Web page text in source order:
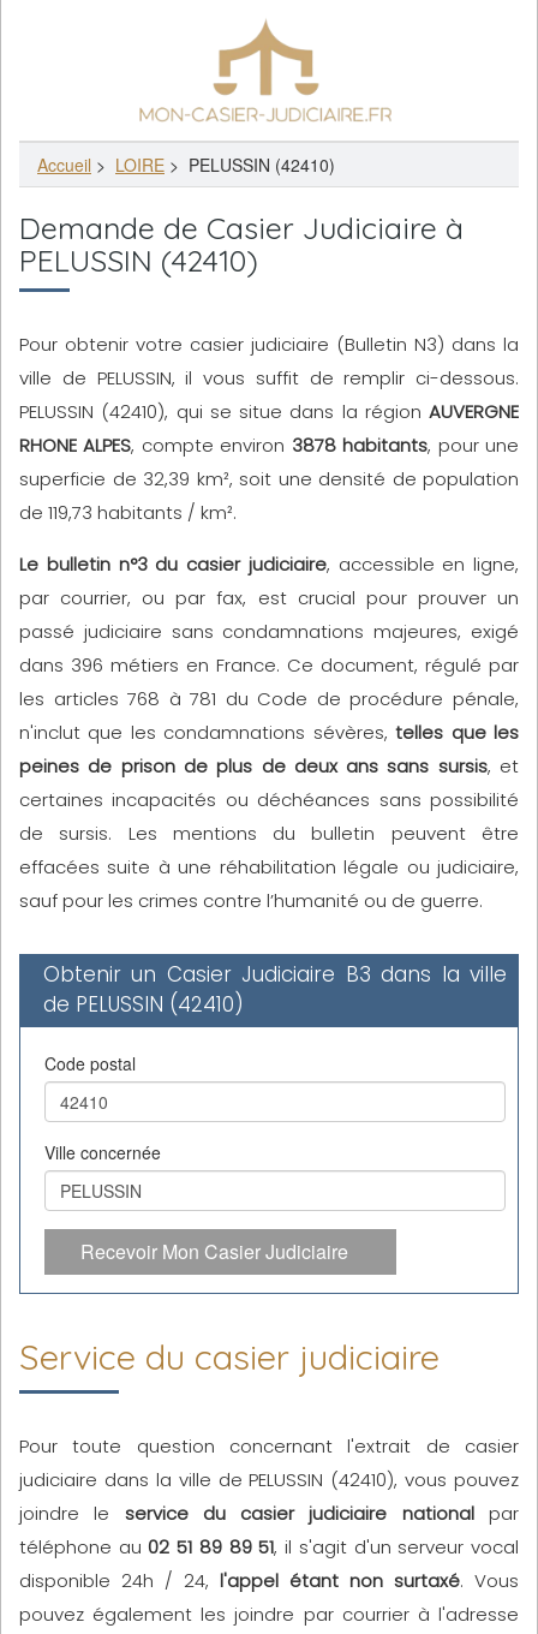
Accueil > LOIRE > PELUSSIN (42410)
Demande de Casier Judiciaire à
PELUSSIN (42410)
Pour obtenir votre casier judiciaire (Bulletin N3) dans la
ville de PELUSSIN, il vous suffit de remplir ci-dessous.
PELUSSIN (42410), qui se situe dans la région AUVERGNE
RHONE ALPES, compte environ 3878 habitants, pour une
superficie de 32,39 km², soit une densité de population
de 119,73 habitants / km².
Le bulletin n°3 du casier judiciaire, accessible en ligne,
par courrier, ou par fax, est crucial pour prouver un
passé judiciaire sans condamnations majeures, exigé
dans 396 métiers en France. Ce document, régulé par
les articles 768 à 781 du Code de procédure pénale,
n'inclut que les condamnations sévères,telles que les
peines de prison de plus de deux ans sans sursis, et
certaines incapacités ou déchéances sans possibilité
de sursis. Les mentions du bulletin peuvent être
effacées suite à une réhabilitation légale ou judiciaire,
sauf pour les crimes contre l’humanité ou de guerre.
Obtenir un Casier Judiciaire B3 dans la ville
de PELUSSIN (42410)
Code postal
Ville concernée
Recevoir Mon Casier Judiciaire
Service du casier judiciaire
Pour toute question concernant l'extrait de casier
judiciaire dans la ville de PELUSSIN (42410), vous pouvez
joindre le service du casier judiciaire nationalpar
téléphone au 02 51 89 89 51, il s'agit d'un serveur vocal
disponible 24h / 24, l'appel étant non surtaxé. Vous
pouvez également les joindre par courrier à l'adresse